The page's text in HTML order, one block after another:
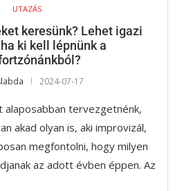
UTAZÁS
keresünk? Lehet igazi
ki kell lépnünk a
2024-07-17
alaposabban tervezgetnénk,
akad olyan is, aki improvizál,
megfontolni, hogy milyen
az adott évben éppen. Az